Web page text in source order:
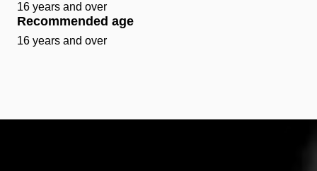
16 years and over
Recommended age
16 years and over